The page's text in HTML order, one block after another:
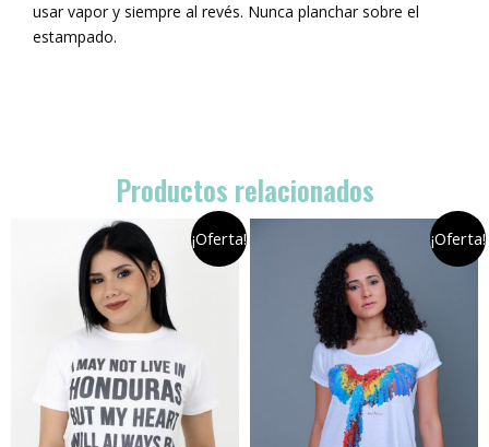
usar vapor y siempre al revés. Nunca planchar sobre el
estampado.
Productos relacionados
¡Oferta! ¡Oferta!